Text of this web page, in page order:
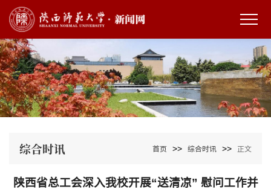
综合时讯 首页 >> 综合时讯 >> 正文
陕西省总工会深入我校开展“送清凉” 慰问工作并